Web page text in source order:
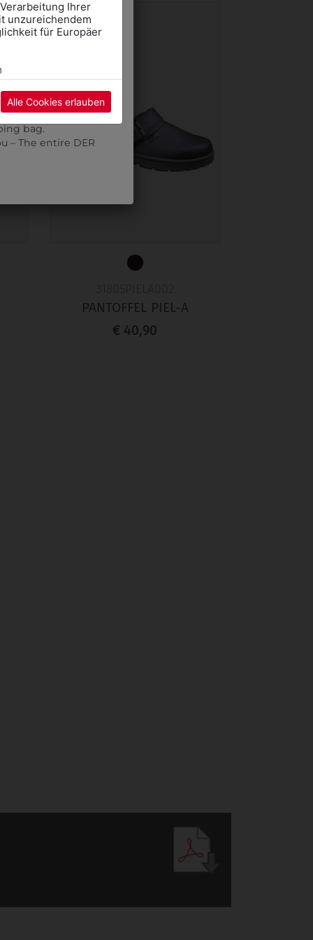
PANTOFFEL PIEL-A
€ 40,90
Ihrer
unzureichendem
für Europäer
Alle Cookies erlauben
WALTER Team
may be a wait.
bag.
– The entire DER